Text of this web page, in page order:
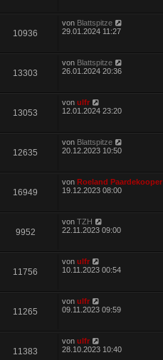
10936
von Blattspitze
29.01.2024 11:27
13303
von Blattspitze
26.01.2024 20:36
13053
von ulfr
12.01.2024 23:20
12635
von Blattspitze
20.12.2023 10:50
16949
von Roeland Paardekooper
19.12.2023 08:00
9952
von TZH
22.11.2023 09:00
11756
von ulfr
10.11.2023 00:54
11265
von ulfr
09.11.2023 09:59
11383
von ulfr
28.10.2023 10:40